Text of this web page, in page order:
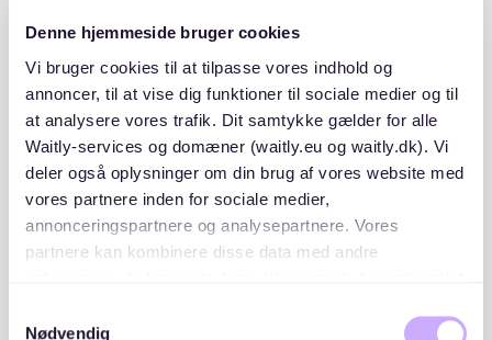
Denne hjemmeside bruger cookies
Vi bruger cookies til at tilpasse vores indhold og
annoncer, til at vise dig funktioner til sociale medier og til
at analysere vores trafik. Dit samtykke gælder for alle
Waitly-services og domæner (waitly.eu og waitly.dk). Vi
deler også oplysninger om din brug af vores website med
vores partnere inden for sociale medier,
annonceringspartnere og analysepartnere. Vores
partnere kan kombinere disse data med andre
cookies, hvis du fortsætter med at anvende vores
Nødvendig
Beschreibung
Entdecke eine exklusive Auswahl an besonderen
Objekten aus dem Bestand von Mereal in ganz
Hamburg und Umgebung, die über unser übliches
Wohnungsangebot hinausgeht. In dieser Liste haben
wir mehrere einzigartige Immobilien für Sie
zusammengestellt. Bei Anmeldung erhältst du
Wohnungsangebote für alle unten gelisteten Objekte
Pinguinweg 4, 22527 Hamburg - 5 Einheiten